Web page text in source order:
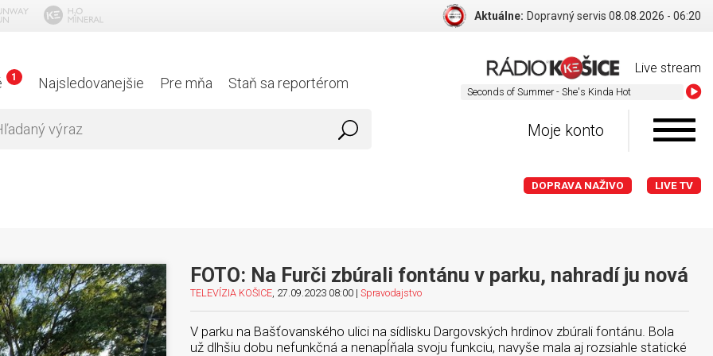
Aktuálne: Dopravný servis 08.08.2026 - 06:20
Live stream
Seconds of
1 Najsledovanejšie Pre mňa Staň sa reportérom
Moje konto
DOPRAVA NAŽIVO LIVE TV
FOTO: Na Furči zbúrali fontánu v parku, nahradí ju nová
TELEVÍZIA KOŠICE, 27.09.2023 08:00 | Spravodajstvo
V parku na Bašťovanského ulici na sídlisku Dargovských hrdinov zbúrali fontánu. Bola
už dlhšiu dobu nefunkčná a nenapĺňala svoju funkciu, navyše mala aj rozsiahle statické